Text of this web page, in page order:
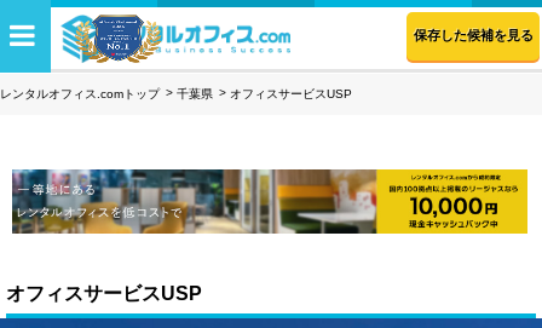
保存した候補を見る
レンタルオフィス.comトップ 千葉県 オフィスサービスUSP
オフィスサービスUSP